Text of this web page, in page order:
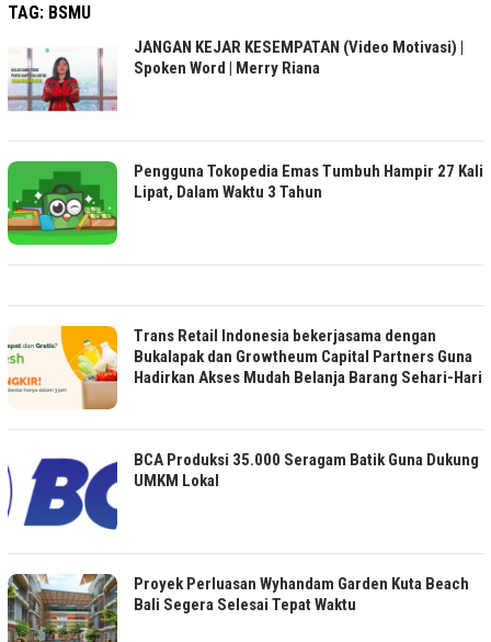
TAG: BSMU
JANGAN KEJAR KESEMPATAN (Video Motivasi) |
Spoken Word | Merry Riana
Pengguna Tokopedia Emas Tumbuh Hampir 27 Kali
Lipat, Dalam Waktu 3 Tahun
Trans Retail Indonesia bekerjasama dengan
Bukalapak dan Growtheum Capital Partners Guna
Hadirkan Akses Mudah Belanja Barang Sehari-Hari
BCA Produksi 35.000 Seragam Batik Guna Dukung
UMKM Lokal
Proyek Perluasan Wyhandam Garden Kuta Beach
Bali Segera Selesai Tepat Waktu